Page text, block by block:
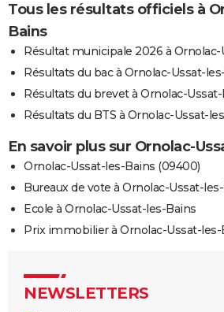
Tous les résultats officiels à
Bains
Résultat municipale 2026 à
Résultats du bac à Ornolac-Ussat-
Résultats du brevet à Ornolac-
Résultats du BTS à Ornolac-Ussat-
En savoir plus sur Ornolac-
Ornolac-Ussat-les-Bains (09400)
Bureaux de vote à Ornolac-Ussat-
Ecole à Ornolac-Ussat-les-Bains
Prix immobilier à Ornolac-Ussat-les-
NEWSLETTERS